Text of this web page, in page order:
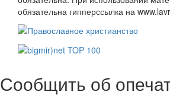
обязательна гипперссылка на
Сообщить об